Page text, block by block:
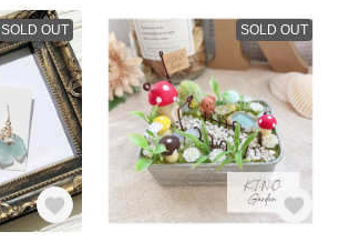
SOLD OUT SOLD OUT